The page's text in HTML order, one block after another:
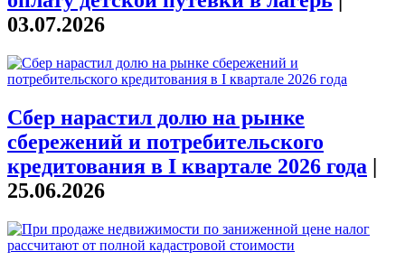
03.07.2026
Сбер нарастил долю на рынке
сбережений и потребительского
кредитования в I квартале 2026 года |
25.06.2026